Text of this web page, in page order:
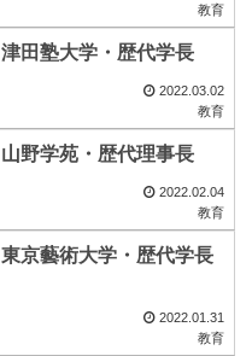
教育
津田塾大学・歴代学長
2022.03.02
教育
山野学苑・歴代理事長
2022.02.04
教育
東京藝術大学・歴代学長
2022.01.31
教育